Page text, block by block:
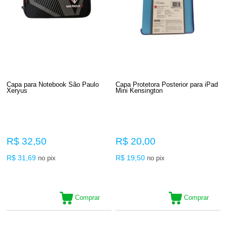
Capa para Notebook São Paulo
Xeryus
R$ 32,50
R$ 31,69 no pix
Comprar
Capa Protetora Posterior para iPad
Mini Kensington
R$ 20,00
R$ 19,50 no pix
Comprar